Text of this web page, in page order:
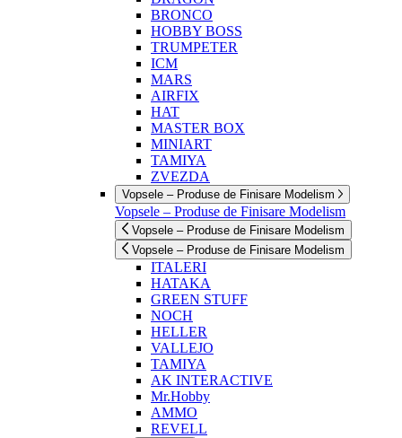
BRONCO
HOBBY BOSS
TRUMPETER
ICM
MARS
AIRFIX
HAT
MASTER BOX
MINIART
TAMIYA
ZVEZDA
Vopsele – Produse de Finisare Modelism
Vopsele – Produse de Finisare Modelism
Vopsele – Produse de Finisare Modelism
Vopsele – Produse de Finisare Modelism
ITALERI
HATAKA
GREEN STUFF
NOCH
HELLER
VALLEJO
TAMIYA
AK INTERACTIVE
Mr.Hobby
AMMO
REVELL